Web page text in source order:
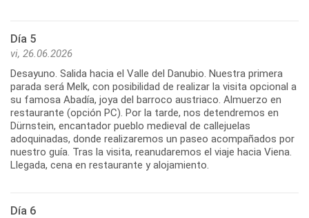
Día 5
vi, 26.06.2026
Desayuno. Salida hacia el Valle del Danubio. Nuestra primera
parada será Melk, con posibilidad de realizar la visita opcional a
su famosa Abadía, joya del barroco austriaco. Almuerzo en
restaurante (opción PC). Por la tarde, nos detendremos en
Dürnstein, encantador pueblo medieval de callejuelas
adoquinadas, donde realizaremos un paseo acompañados por
nuestro guía. Tras la visita, reanudaremos el viaje hacia Viena.
Llegada, cena en restaurante y alojamiento.
Día 6